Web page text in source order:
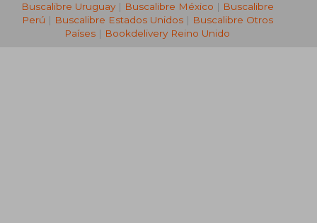
Buscalibre Uruguay| Buscalibre México | Buscalibre
Perú | Buscalibre Estados Unidos| Buscalibre Otros
Países | Bookdelivery Reino Unido